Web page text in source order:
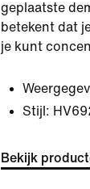
geplaatste
betekent dat
je kunt
Stijl:
Bekijk